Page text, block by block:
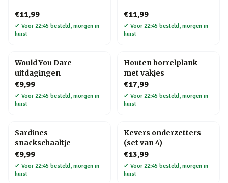
€11,99
✔ Voor 22:45 besteld, morgen in
huis!
€11,99
✔ Voor 22:45 besteld, morgen in
huis!
Would You Dare
uitdagingen
€9,99
✔ Voor 22:45 besteld, morgen in
huis!
Houten borrelplank
met vakjes
€17,99
✔ Voor 22:45 besteld, morgen in
huis!
Sardines
snackschaaltje
€9,99
✔ Voor 22:45 besteld, morgen in
huis!
Kevers onderzetters
(set van 4)
€13,99
✔ Voor 22:45 besteld, morgen in
huis!